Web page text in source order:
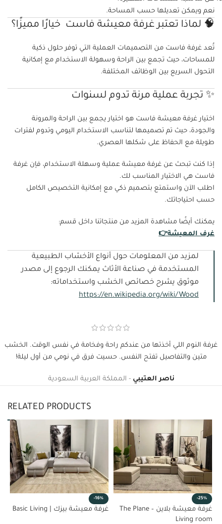
نعم ويمكن تعديلها حسب المساحة.
🧠 لماذا تعتبر غرفة معيشة فاست خيارًا مميزًا؟
تُعد غرفة فاست من التصميمات العملية التي توفر حلول ذكية
للمساحات، حيث تجمع بين الراحة وسهولة الاستخدام مع إمكانية
التحول السريع بين الوظائف المختلفة.
✨ تجربة عملية مرنة تدوم لسنوات
اختيار غرفة معيشة فاست هو اختيار يجمع بين الراحة والمرونة
والجودة، حيث تم تصميمها لتناسب الاستخدام اليومي وتدوم لفترات
طويلة مع الحفاظ على شكلها العصري.
إذا كنت تبحث عن غرفة معيشة عملية وسهلة الاستخدام، فإن غرفة
فاست هي الاختيار المناسب لك.
اطلب الآن واستمتع بتصميم ذكي مع إمكانية التخصيص الكامل
حسب احتياجاتك.
يمكنك أيضًا مشاهدة المزيد من منتجاتنا داخل قسم:
غرف المعيشة👉
لمزيد من المعلومات حول أنواع الأخشاب الطبيعية
المستخدمة في صناعة الأثاث يمكنك الرجوع إلى مصدر
موثوق يشرح خصائص الخشب واستخداماته:
https://en.wikipedia.org/wiki/Wood
غرفة النوم اللي أخذتها من عندكم راحة وفخامة في نفس الوقت. الخشب
متين والتفاصيل تفتح النفس. حسيت فرق في نومي من أول ليلة!
ناصر العتيبي المملكة العربية السعودية
RELATED PRODUCTS
-25%
غرفة معيشة بلاين – The Plane
Living room
-16%
غرفة معيشة بيزك | Basic Living